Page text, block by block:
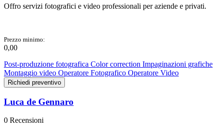
Offro servizi fotografici e video professionali per aziende e privati.
Prezzo minimo:
0,00
Post-produzione fotografica Color correction Impaginazioni grafiche
Montaggio video Operatore Fotografico Operatore Video
Richiedi preventivo
Luca de Gennaro
0 Recensioni